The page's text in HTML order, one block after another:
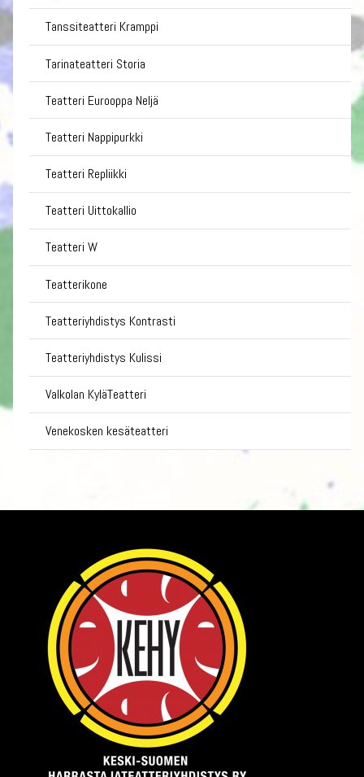
Tanssiteatteri Kramppi
Tarinateatteri Storia
Teatteri Eurooppa Neljä
Teatteri Nappipurkki
Teatteri Repliikki
Teatteri Uittokallio
Teatteri W
Teatterikone
Teatteriyhdistys Kontrasti
Teatteriyhdistys Kulissi
Valkolan KyläTeatteri
Venekosken kesäteatteri